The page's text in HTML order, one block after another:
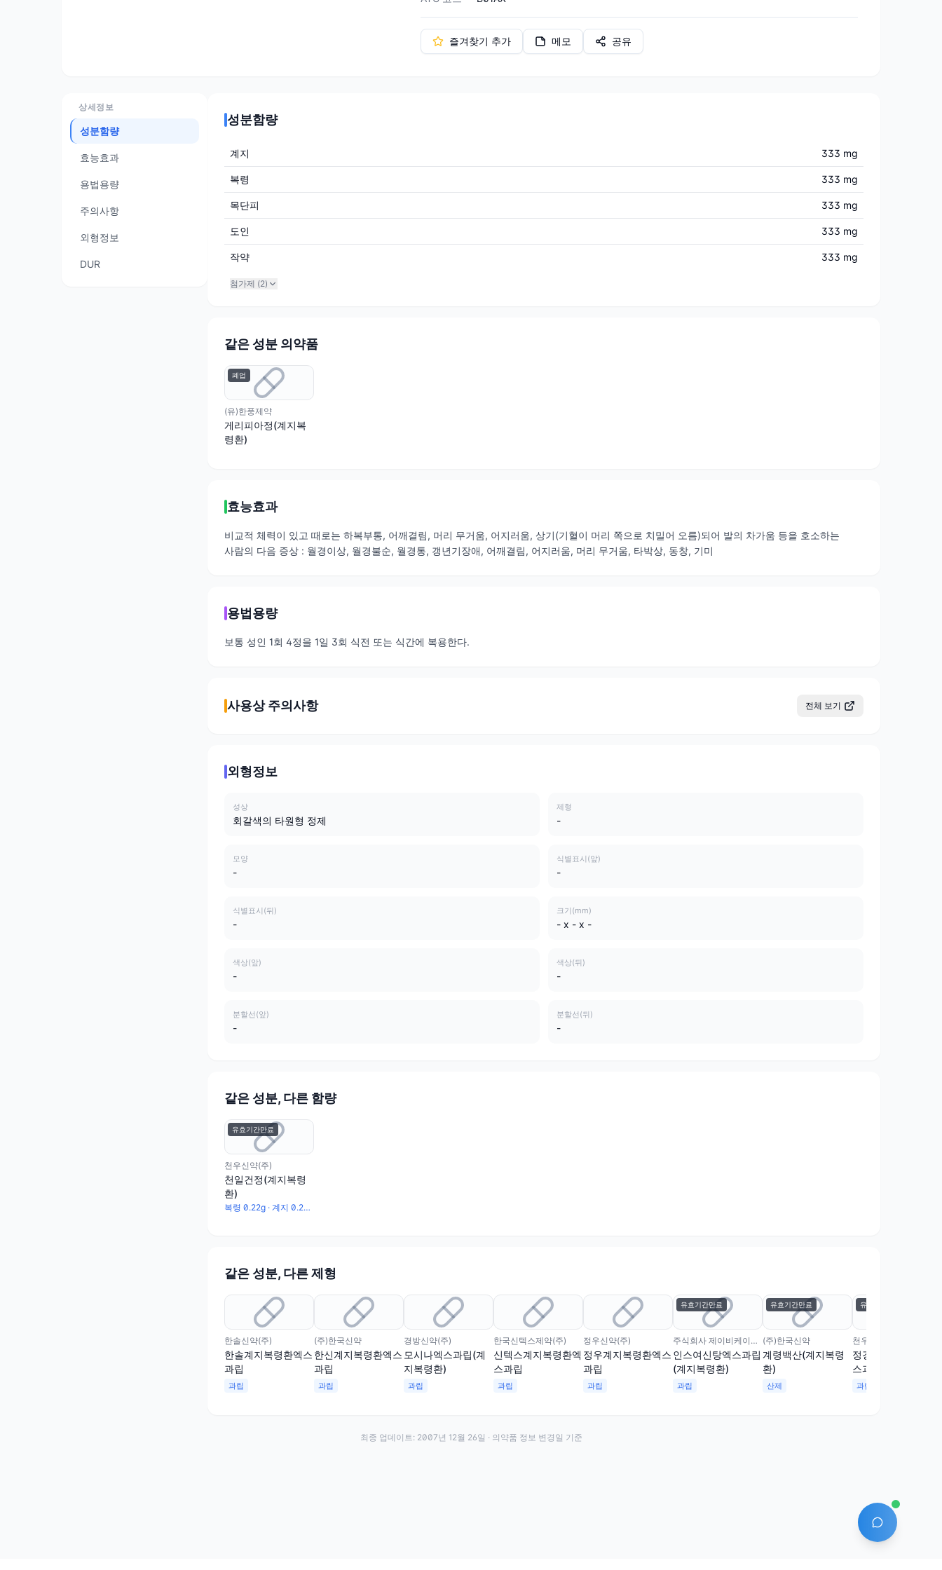
즐겨찾기 추가 메모 공유
상세정보
성분함량
효능효과
용법용량
주의사항
외형정보
DUR
성분함량
계지 333 mg
복령 333 mg
목단피 333 mg
도인 333 mg
작약 333 mg
첨가제 (2)
같은 성분 의약품
폐업
(유)한풍제약
게리피아정(계지복
령환)
효능효과
비교적 체력이 있고 때로는 하복부통, 어깨결림, 머리 무거움, 어지러움, 상기(기혈이 머리 쪽으로 치밀어 오름)되어 발의 차가움 등을 호소하는
사람의 다음 증상 : 월경이상, 월경불순, 월경통, 갱년기장애, 어깨결림, 어지러움, 머리 무거움, 타박상, 동창, 기미
용법용량
보통 성인 1회 4정을 1일 3회 식전 또는 식간에 복용한다.
사용상 주의사항 전체 보기
외형정보
성상
회갈색의 타원형 정제
제형
-
모양
-
식별표시(앞)
-
식별표시(뒤)
-
크기(mm)
- x - x -
색상(앞)
-
색상(뒤)
-
분할선(앞)
-
분할선(뒤)
-
같은 성분, 다른 함량
유효기간만료
천우신약(주)
천일건정(계지복령
환)
복령 0.22g · 계지 0.22g · 작약 0.22g · 목단피 0.22g · 도인 0.22g
같은 성분, 다른 제형
한솔신약(주)
한솔계지복령환엑스
과립
과립
(주)한국신약
한신계지복령환엑스
과립
과립
경방신약(주)
모시나엑스과립(계
지복령환)
과립
한국신텍스제약(주)
신텍스계지복령환엑
스과립
과립
정우신약(주)
정우계지복령환엑스
과립
과립
유효기간만료
주식회사 제이비케이파마슈티컬
인스여신탕엑스과립
(계지복령환)
과립
유효기간만료
(주)한국신약
계령백산(계지복령
환)
산제
유효기간만료
천우신약(주)
정경<계지복령환엑
스과립>
과립
AI 에이전트
최종 업데이트: 2007년 12월 26일 · 의약품 정보 변경일 기준